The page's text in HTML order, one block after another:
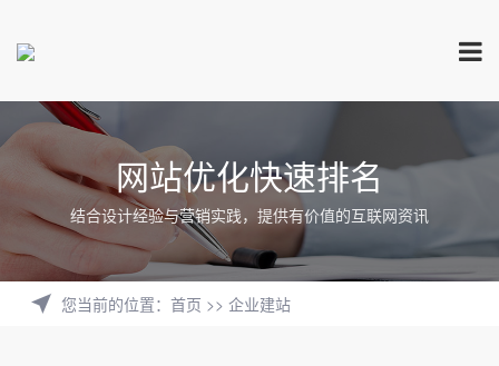
网站优化快速排名
结合设计经验与营销实践，提供有价值的互联网资讯
您当前的位置： 首页 >> 企业建站